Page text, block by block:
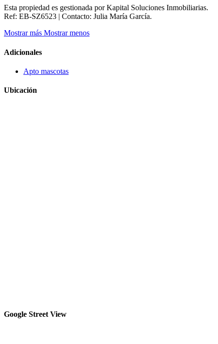
Esta propiedad es gestionada por Kapital Soluciones Inmobiliarias.
Ref: EB-SZ6523 | Contacto: Julia María García.
Mostrar más Mostrar menos
Adicionales
Apto mascotas
Ubicación
Google Street View